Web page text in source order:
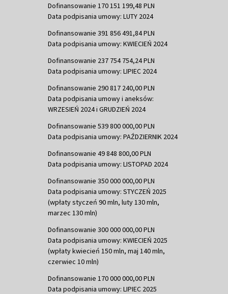
Dofinansowanie 170 151 199,48 PLN
Data podpisania umowy: LUTY 2024
Dofinansowanie 391 856 491,84 PLN
Data podpisania umowy: KWIECIEŃ 2024
Dofinansowanie 237 754 754,24 PLN
Data podpisania umowy: LIPIEC 2024
Dofinansowanie 290 817 240,00 PLN
Data podpisania umowy i aneksów:
WRZESIEŃ 2024 i GRUDZIEŃ 2024
Dofinansowanie 539 800 000,00 PLN
Data podpisania umowy: PAŹDZIERNIK 2024
Dofinansowanie 49 848 800,00 PLN
Data podpisania umowy: LISTOPAD 2024
Dofinansowanie 350 000 000,00 PLN
Data podpisania umowy: STYCZEŃ 2025
(wpłaty styczeń 90 mln, luty 130 mln,
marzec 130 mln)
Dofinansowanie 300 000 000,00 PLN
Data podpisania umowy: KWIECIEŃ 2025
(wpłaty kwiecień 150 mln, maj 140 mln,
czerwiec 10 mln)
Dofinansowanie 170 000 000,00 PLN
Data podpisania umowy: LIPIEC 2025